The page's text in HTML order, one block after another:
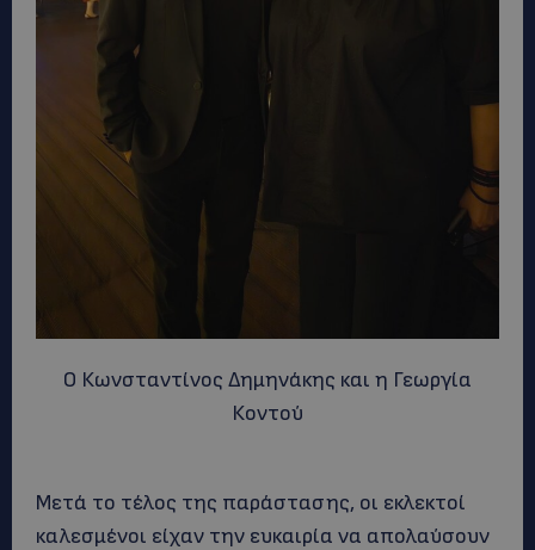
O Κωνσταντίνος Δημηνάκης και η Γεωργία
Κοντού
Μετά το τέλος της παράστασης, οι εκλεκτοί
καλεσμένοι είχαν την ευκαιρία να απολαύσουν